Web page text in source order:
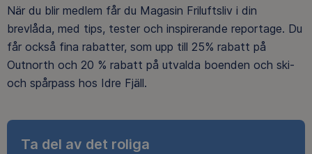
När du blir medlem får du Magasin Friluftsliv i din
brevlåda, med tips, tester och inspirerande reportage. Du
får också fina rabatter, som upp till 25% rabatt på
Outnorth och 20 % rabatt på utvalda boenden och ski-
och spårpass hos Idre Fjäll.
Ta del av det roliga